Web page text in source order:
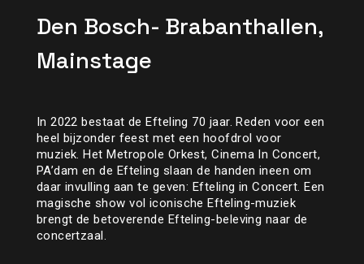
Den Bosch- Brabanthallen,
Mainstage
In 2022 bestaat de Efteling 70 jaar. Reden voor een
heel bijzonder feest met een hoofdrol voor
muziek. Het Metropole Orkest, Cinema In Concert,
PA’dam en de Efteling slaan de handen ineen om
daar invulling aan te geven: Efteling in Concert. Een
magische show vol iconische Efteling-muziek
brengt de betoverende Efteling-beleving naar de
concertzaal.